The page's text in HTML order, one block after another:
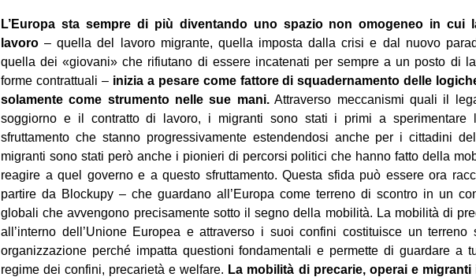
L’Europa sta sempre di più diventando uno spazio non omogeneo in cui
lavoro– quella del lavoro migrante, quella imposta dalla crisi e dal nuovo
quella dei «giovani» che rifiutano di essere incatenati per sempre a un posto di
forme contrattuali – inizia a pesare come fattore di squadernamento delle
solamente come strumento nelle sue mani.Attraverso meccanismi quali il
soggiorno e il contratto di lavoro, i migranti sono stati i primi a sperimentare
sfruttamento che stanno progressivamente estendendosi anche per i cittadini
migranti sono stati però anche i pionieri di percorsi politici che hanno fatto della
reagire a quel governo e a questo sfruttamento. Questa sfida può essere ora
partire da Blockupy – che guardano all’Europa come terreno di scontro in un
globali che avvengono precisamente sotto il segno della mobilità. La mobilità di
all’interno dell’Unione Europea e attraverso i suoi confini costituisce un terreno
organizzazione perché impatta questioni fondamentali e permette di guardare a
regime dei confini, precarietà e welfare. La mobilità di precarie, operai e